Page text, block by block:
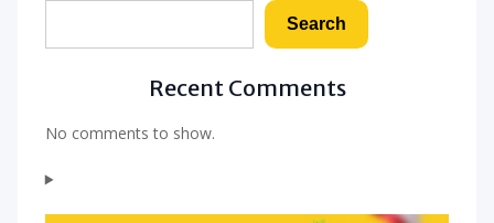
Search
Recent Comments
No comments to show.